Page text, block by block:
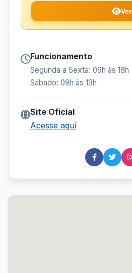
Ver
Funcionamento
Segunda a Sexta: 09h às 18h
Sábado: 09h às 13h
Site Oficial
Acesse aqui